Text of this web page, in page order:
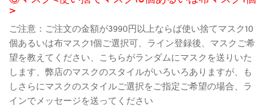
>
ご注意：ご注文の金額が3990円以上ならば使い捨てマスク10
個あるいは布マスク1個ご選択可、ライン登録後、マスクご希
望を教えてください、こちらがランダムにマスクを送りいた
します、弊店のマスクのスタイルがいろいろありますが、も
しさらにマスクのスタイルご選択をご指定ご希望の場合、ラ
インでメッセージを送ってください